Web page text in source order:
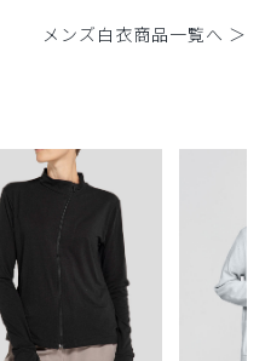
メンズ白衣商品一覧へ ＞